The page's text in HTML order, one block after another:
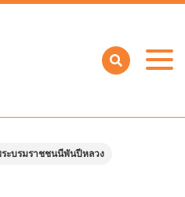
Open
ะบรมราชชนนีพันปีหลวง